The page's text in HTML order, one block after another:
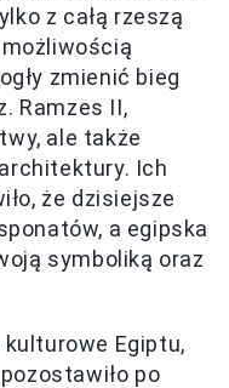
z całą rzeszą
zmienić bieg
Ramzes II,
ale także
Ich
że dzisiejsze
a egipska
symboliką oraz
Egiptu,
po